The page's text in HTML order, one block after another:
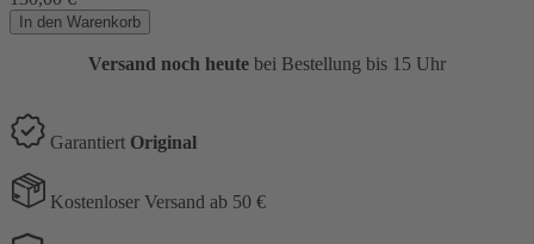
In den Warenkorb
Versand noch heute bei Bestellung bis 15 Uhr
Garantiert Original
Kostenloser Versand ab 50 €